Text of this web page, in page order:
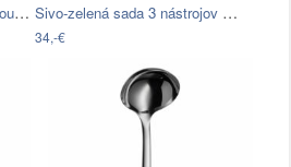
Antikoro naberačka s hubicou WMF Profi… Sivo-zelená sada 3 nástrojov Joseph…
34,-€